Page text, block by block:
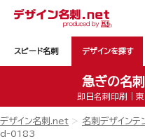
スピード名刺 デザインを探す
急ぎの名
即日名刺印刷｜東
デザイン名刺.net 名刺デザインテ
d-0183